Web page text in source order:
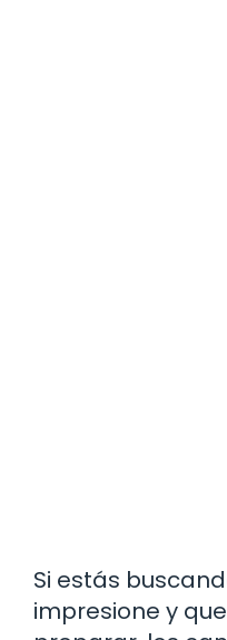
Si estás
impresione y